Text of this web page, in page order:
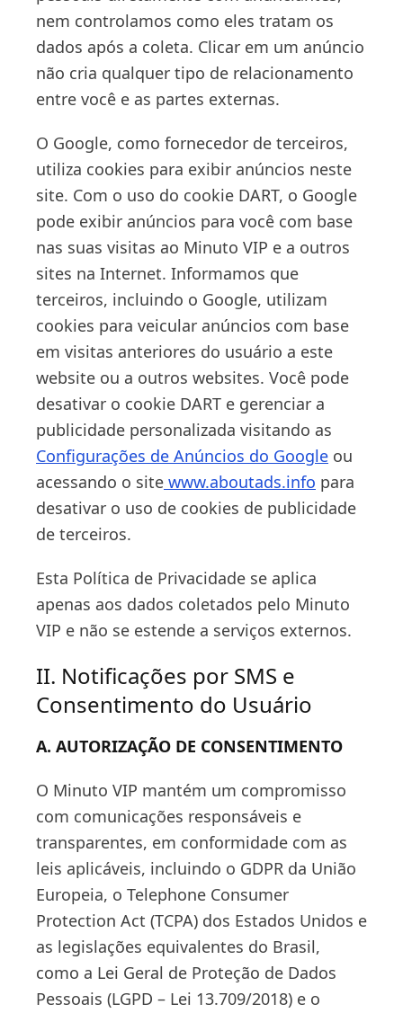
nem controlamos como eles tratam os
dados após a coleta. Clicar em um anúncio
não cria qualquer tipo de relacionamento
entre você e as partes externas.
O Google, como fornecedor de terceiros,
utiliza cookies para exibir anúncios neste
site. Com o uso do cookie DART, o Google
pode exibir anúncios para você com base
nas suas visitas ao Minuto VIP e a outros
sites na Internet. Informamos que
terceiros, incluindo o Google, utilizam
cookies para veicular anúncios com base
em visitas anteriores do usuário a este
website ou a outros websites. Você pode
desativar o cookie DART e gerenciar a
publicidade personalizada visitando as
Configurações de Anúncios do Google ou
acessando o site www.aboutads.info para
desativar o uso de cookies de publicidade
de terceiros.
Esta Política de Privacidade se aplica
apenas aos dados coletados pelo Minuto
VIP e não se estende a serviços externos.
II. Notificações por SMS e
Consentimento do Usuário
A. AUTORIZAÇÃO DE CONSENTIMENTO
O Minuto VIP mantém um compromisso
com comunicações responsáveis e
transparentes, em conformidade com as
leis aplicáveis, incluindo o GDPR da União
Europeia, o Telephone Consumer
Protection Act (TCPA) dos Estados Unidos e
as legislações equivalentes do Brasil,
como a Lei Geral de Proteção de Dados
Pessoais (LGPD – Lei 13.709/2018) e o